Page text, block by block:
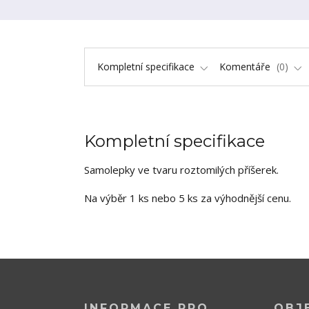
Kompletní specifikace Komentáře 0
Kompletní specifikace
Samolepky ve tvaru roztomilých příšerek.
Na výběr 1 ks nebo 5 ks za výhodnější cenu.